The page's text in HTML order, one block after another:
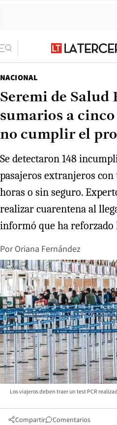
NACIONAL
Seremi de Salud
sumarios a
no cumplir el
Se detectaron 148
pasajeros extranjeros con
horas o sin seguro.
realizar cuarentena al
informó que ha reforzado
Por Oriana Fernández
Los viajeros deben traer un test PCR
Compartir Comentarios